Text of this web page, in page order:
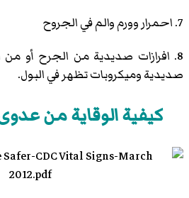
7. احمرار وورم والم في الجروح
8. افرازات صديدية من الجرح أو من
صديدية وميكروبات تظهر في البول.
كيفية الوقاية من